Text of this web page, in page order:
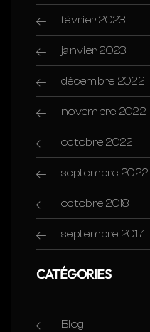
février 2023
janvier 2023
décembre 2022
novembre 2022
octobre 2022
septembre 2022
octobre 2018
septembre 2017
CATÉGORIES
Blog